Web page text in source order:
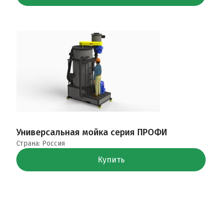
Универсальная мойка серия ПРОФИ
Страна: Россия
Купить